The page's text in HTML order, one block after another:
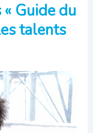
Guide du
talents